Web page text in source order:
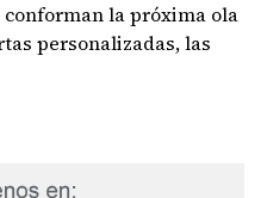
la próxima ola
personalizadas, las